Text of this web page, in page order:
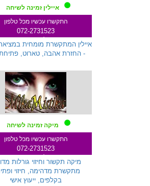
איילין זמינה לשיחה
התקשרו עכשיו מכל טלפון
072-2731523
איילין המתקשרת מומחית
- החזרת אהבה, טארוט,
מיקה זמינה לשיחה
התקשרו עכשיו מכל טלפון
072-2731523
מיקה תקשור וחיזוי גורלות
מתקשרת מדהימה, חיזוי
בקלפים, ייעוץ אישי